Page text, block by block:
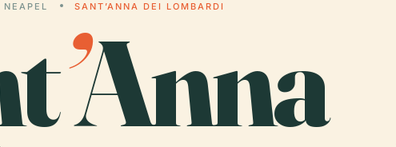
NEAPEL SANT’ANNA DEI LOMBARDI
’Anna